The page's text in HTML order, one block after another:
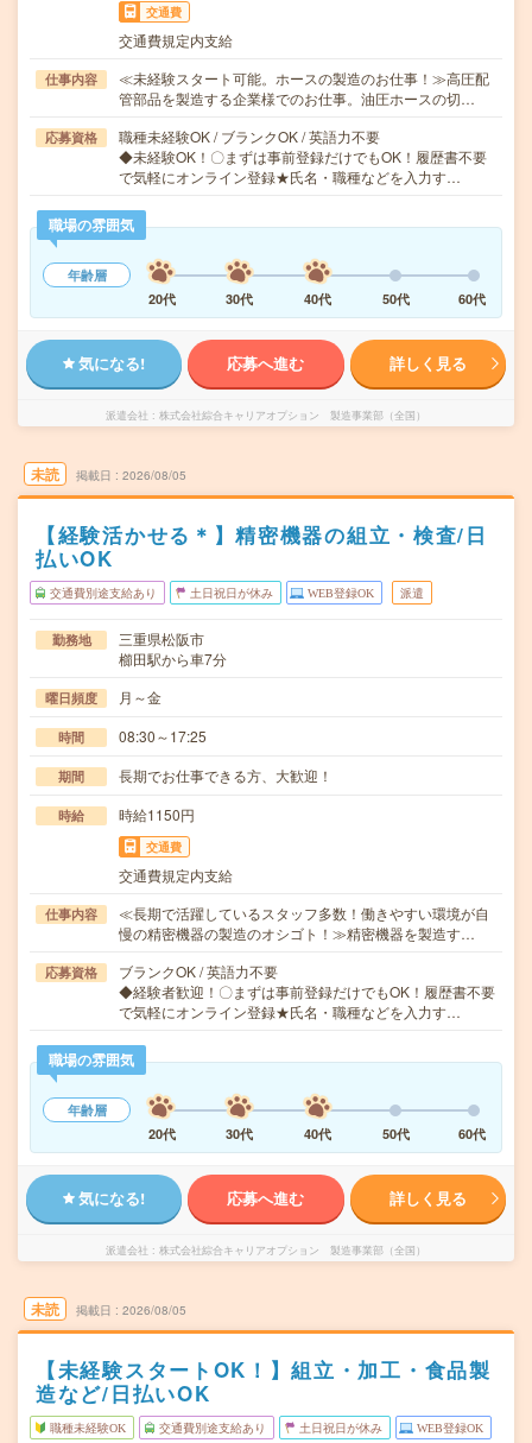
交通費
交通費規定内支給
仕事内容
≪未経験スタート可能。ホースの製造のお仕事！≫高圧配
管部品を製造する企業様でのお仕事。油圧ホースの切…
応募資格
職種未経験OK / ブランクOK / 英語力不要
◆未経験OK！〇まずは事前登録だけでもOK！履歴書不要
で気軽にオンライン登録★氏名・職種などを入力す…
職場の雰囲気
年齢層
20代
30代 40代 50代 60代
気になる! 応募へ進む 詳しく見る
派遣会社 株式会社綜合キャリアオプション 製造事業部（全国）
未読 掲載日 2026/08/05
【経験活かせる＊】精密機器の組立・検査/日
払いOK
交通費別途支給あり 土日祝日が休み WEB登録OK 派遣
勤務地
三重県松阪市
櫛田駅から車7分
曜日頻度 月～金
時間 08:30～17:25
期間 長期でお仕事できる方、大歓迎！
時給 時給1150円
交通費
交通費規定内支給
仕事内容
≪長期で活躍しているスタッフ多数！働きやすい環境が自
慢の精密機器の製造のオシゴト！≫精密機器を製造す…
応募資格
ブランクOK / 英語力不要
◆経験者歓迎！〇まずは事前登録だけでもOK！履歴書不要
で気軽にオンライン登録★氏名・職種などを入力す…
職場の雰囲気
年齢層
20代
30代 40代 50代 60代
気になる! 応募へ進む 詳しく見る
派遣会社 株式会社綜合キャリアオプション 製造事業部（全国）
未読 掲載日 2026/08/05
【未経験スタートOK！】組立・加工・食品製
造など/日払いOK
職種未経験OK 交通費別途支給あり 土日祝日が休み WEB登録OK